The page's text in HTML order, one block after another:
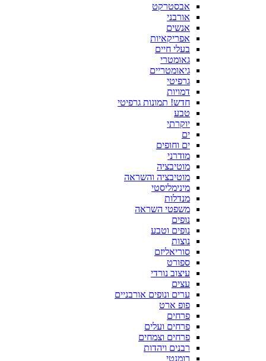
אבסטרקט
אורבני
אנשים
אפריקאיות
בעלי חיים
גאומטרי
גיאומטריים
גרפיטי
דמויות
חדש! תמונות גרפיטי
טבע
יוקרתי
ים
ים וחופים
מודרני
מוטיבציה
מוטיבציה והשראה
מינימליסטי
מנדלות
משפטי השראה
נופים
נופים וטבע
נוצות
סוריאליזם
ספורט
עיצוב נורדי
עצים
ערים ונופים אורבניים
פופ ארט
פרחים
פרחים ועלים
פרחים וצמחים
רבנים ויהדות
רומנטי